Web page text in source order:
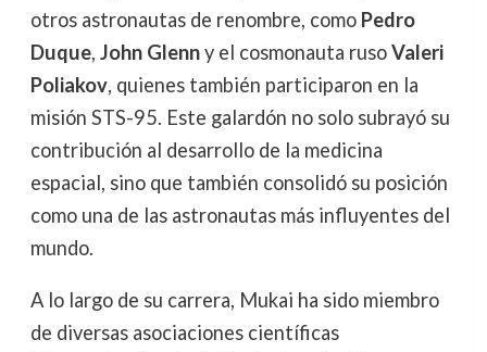
otros astronautas de renombre, como Pedro
Duque, John Glenny el cosmonauta rusoValeri
Poliakov, quienes también participaron en la
misión STS-95. Este galardón no solo subrayó su
contribución al desarrollo de la medicina
espacial, sino que también consolidó su posición
como una de las astronautas más influyentes del
mundo.
A lo largo de su carrera, Mukai ha sido miembro
de diversas asociaciones científicas